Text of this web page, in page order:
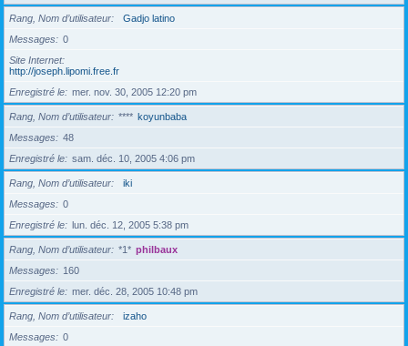
Rang, Nom d’utilisateur
Gadjo latino
Messages
0
Site Internet
http://joseph.lipomi.free.fr
Enregistré le
mer. nov. 30, 2005 12:20 pm
Rang, Nom d’utilisateur **** koyunbaba
Messages
48
Enregistré le
sam. déc. 10, 2005 4:06 pm
Rang, Nom d’utilisateur
iki
Messages
0
Enregistré le
lun. déc. 12, 2005 5:38 pm
Rang, Nom d’utilisateur *1* philbaux
Messages
160
Enregistré le
mer. déc. 28, 2005 10:48 pm
Rang, Nom d’utilisateur
izaho
Messages
0